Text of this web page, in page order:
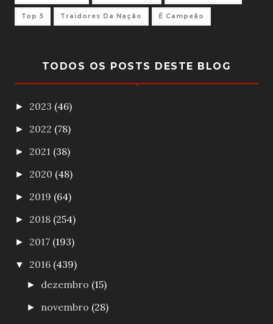
Top 5 Traidores Da Nação É Campeão
TODOS OS POSTS DESTE BLOG
► 2023 (46)
► 2022 (78)
► 2021 (38)
► 2020 (48)
► 2019 (64)
► 2018 (254)
► 2017 (193)
▼ 2016 (439)
► dezembro (15)
► novembro (28)